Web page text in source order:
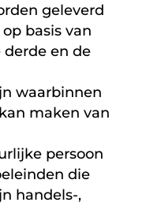
geleverd
basis van
derde en de
waarbinnen
maken van
persoon
die
handels-,